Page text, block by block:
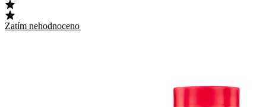
Zatím nehodnoceno